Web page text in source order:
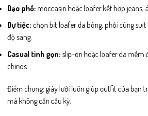
Dạo phố: moccasin hoặc loafer kết hợp jeans,
Dự tiệc: chọn bit loafer da bóng, phối cùng suit
độ sang.
Casual tinh gọn: slip-on hoặc loafer da mềm
chinos.
Điểm chung: giày lười luôn giúp outfit của bạn
mà không cần cầu kỳ.